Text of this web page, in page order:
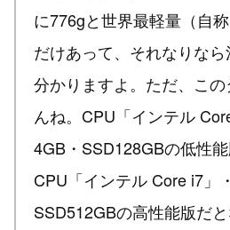
に776gと世界最軽量（自
だけあって、それなりな
分かりますよ。ただ、こ
んね。CPU「インテル
4GB・SSD128GBの低性能
CPU「インテル Core i7」
SSD512GBの高性能版だ